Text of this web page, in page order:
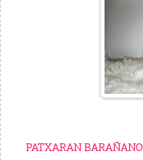
PATXARAN BARAÑANO